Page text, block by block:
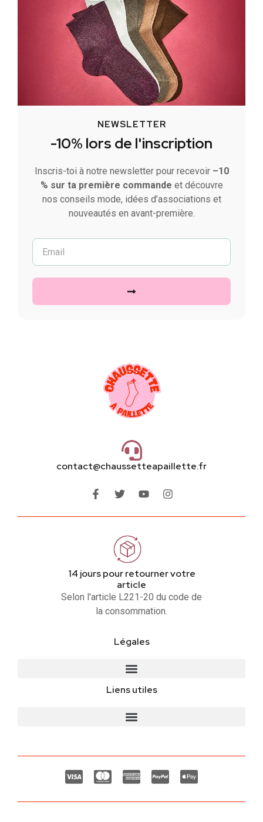
NEWSLETTER
-10% lors de l'inscription
Inscris-toi à notre newsletter pour recevoir –10
% sur ta première commande et découvre
nos conseils mode, idées d’associations et
nouveautés en avant-première.
contact@chaussetteapaillette.fr
14 jours pour retourner votre
article
Selon l'article L221-20 du code de
la consommation.
Légales
Liens utiles